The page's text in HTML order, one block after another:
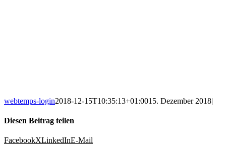
webtemps-login2018-12-15T10:35:13+01:0015. Dezember 2018|
Diesen Beitrag teilen
FacebookXLinkedInE-Mail